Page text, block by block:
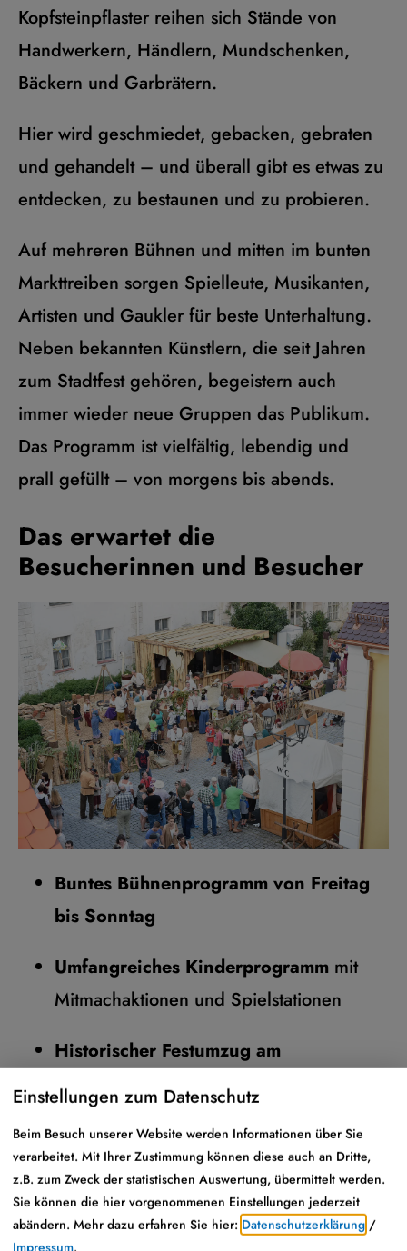
Kopfsteinpflaster reihen sich Stände von
Handwerkern, Händlern, Mundschenken,
Bäckern und Garbrätern.
Hier wird geschmiedet, gebacken, gebraten
und gehandelt – und überall gibt es etwas zu
entdecken, zu bestaunen und zu probieren.
Auf mehreren Bühnen und mitten im bunten
Markttreiben sorgen Spielleute, Musikanten,
Artisten und Gaukler für beste Unterhaltung.
Neben bekannten Künstlern, die seit Jahren
zum Stadtfest gehören, begeistern auch
immer wieder neue Gruppen das Publikum.
Das Programm ist vielfältig, lebendig und
prall gefüllt – von morgens bis abends.
Das erwartet die
Besucherinnen und Besucher
Buntes Bühnenprogramm von Freitag
bis Sonntag
Umfangreiches Kinderprogramm mit
Mitmachaktionen und Spielstationen
Historischer Festumzug am
Sonntagnachmittag
mit Gespannen,
Kutschen und Pferden
Zahlreiche Marktständemit Handwerk,
Handel, Gastronomie und Gauklerspielen
Einstellungen zum Datenschutz
Beim Besuch unserer Website werden Informationen über Sie
verarbeitet. Mit Ihrer Zustimmung können diese auch an Dritte,
z.B. zum Zweck der statistischen Auswertung, übermittelt werden.
Sie können die hier vorgenommenen Einstellungen jederzeit
abändern. Mehr dazu erfahren Sie hier: Datenschutzerklärung /
Impressum.